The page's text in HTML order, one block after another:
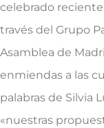
celebrado
través del Grupo
Asamblea de
enmiendas a las
palabras de Silvia
«nuestras